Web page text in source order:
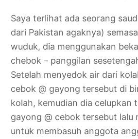
Saya terlihat ada seorang
dari Pakistan agaknya)
wuduk, dia menggunakan
chebok – panggilan
Setelah menyedok air dari
cebok @ gayong tersebut di
kolah, kemudian dia celupkan
gayong @ cebok tersebut lalu
untuk membasuh anggota